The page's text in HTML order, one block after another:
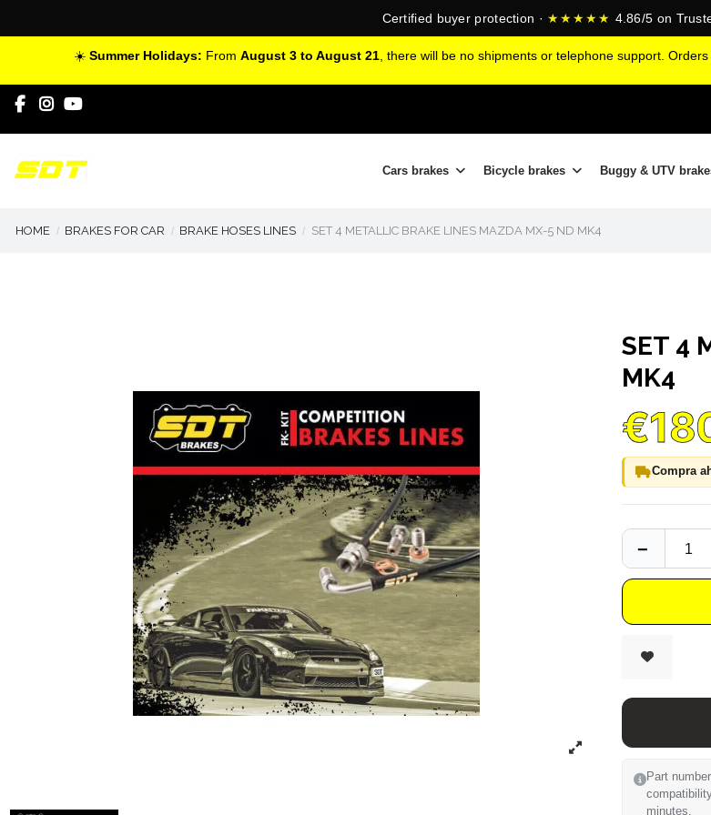
Certified buyer protection · ★★★★★ 4.86/5 on
☀️ Summer Holidays: From August 3 to August 21, there will be no shipments or telephone support.
Cars brakes Bicycle brakes Buggy & UTV
HOME BRAKES FOR CAR BRAKE HOSES LINES SET 4 METALLIC BRAKE LINES MAZDA MX-5 ND MK4
SET 4
MK4
Compra
Part
minutes.